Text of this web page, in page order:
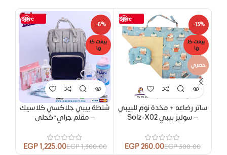
Save
-13%
بيعت كل
ها
حصري
ساتر رضاعه + مخدة نوم للبيبي
– سوليز بيبي Solz-X02
300.00
EGP
260.00
EGP
Save
-6%
بيعت كل
ها
شنطة بيبي جلاكسي كلاسيك
– مقلم جراي*كحلى
1,300.00
EGP
1,225.00
EGP